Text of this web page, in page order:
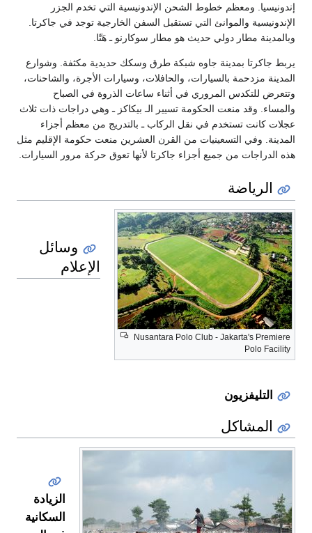
إندونيسيا. ومعظم خطوط الشحن الإندونيسية التي تخدم الجزر
الإندونيسية والموانئ التي تستقبل السفن الخارجية توجد في جاكرتا.
وبالمدينة مطار دولي حديث هو مطار سوكارنو ـ هَتّا.
يربط جاكرتا بمدينة جاوه شبكة طرق وسكك حديدية مكثفة. وشوارع
المدينة مزدحمة بالسيارات، والحافلات، وسيارات الأجرة، والشاحنات،
وتتعرض للتكدس المروري في أثناء ساعات الذروة في الصباح
والمساء. وقد منعت الحكومة تسيير الـ بيكاكز ـ وهي دراجات ذات ثلاث
عجلات كانت تستخدم في نقل الركاب ـ بالتدريج من معظم أجزاء
المدينة. وفي التسعينيات من القرن العشرين منعت حكومة الإقليم مثل
هذه الدراجات من جميع أجزاء جاكرتا لأنها تعوق حركة مرور السيارات.
الرياضة
Nusantara Polo Club - Jakarta's Premiere
Polo Facility
وسائل
الإعلام
التليفزيون
المشاكل
الزيادة
السكانية